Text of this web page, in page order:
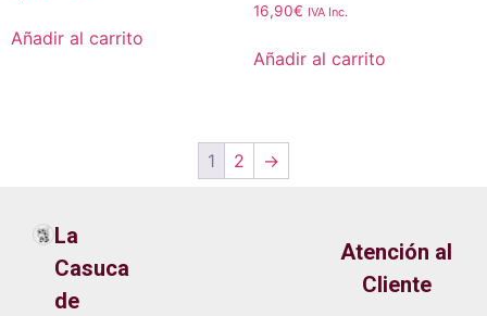
Añadir al carrito
16,90€ IVA Inc.
Añadir al carrito
1 2 →
La
Casuca
de
Atención al
Cliente